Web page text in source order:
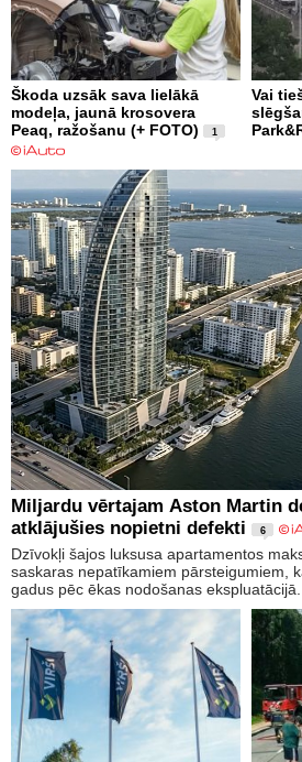
Škoda uzsāk sava lielākā
modeļa, jaunā krosovera
Peaq, ražošanu (+ FOTO)
1
Vai
Miljardu vērtajam Aston Martin
atklājušies nopietni defekti
6
Dzīvokļi šajos luksusa apartamentos
saskaras nepatīkamiem pārsteigumiem,
gadus pēc ēkas nodošanas ekspluatācijā.